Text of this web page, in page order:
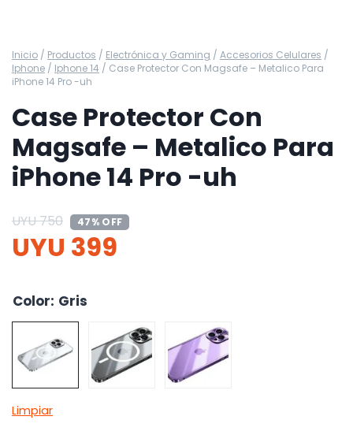
Inicio / Productos / Electrónica y Gaming / Accesorios Celulares /
Iphone / Iphone 14 / Case Protector Con Magsafe – Metalico Para
iPhone 14 Pro -uh
Case Protector Con
Magsafe – Metalico Para
iPhone 14 Pro -uh
UYU750 47% OFF
UYU 399
Color: Gris
Limpiar